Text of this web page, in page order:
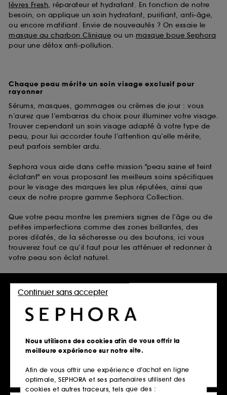
lèvres Fresh, réparateur et hydratant. En fonction de notre
besoin, on applique un soin hydratant, purifiant, anti-âge,
ou encore matifiant. Envie de nouveautés ? On essaie le
masque au charbon Clinique ou un masque boue Sephora
pour une détox anti-pollution.
Chaque peau mérite un soin visage exclusif pour
rayonner
Sérums, masques, gommages ou crèmes de jour : vous
n’aurez que l’embarras du choix pour illuminer votre visage.
Trouver cependant un soin visage adapté à votre type de
peau, pour lui accorder toute l’attention qu’elle mérite,
peut parfois sembler ardu.
Sephora vous aide dans cette mission "peau saine et teint
éclatant" en vous proposant les meilleurs soins spécifiques
pour le visage des marques les plus réputées, ainsi que
ceux de notre propre gamme Sephora Collection.
Que votre peau montre les premiers signes de l’âge ou de
petites imperfections comme des zones brillantes, des
pores dilatés, de la sécheresse ou des boutons, ici vous
trouverez tout ce qu’il faut pour les atténuer et redonner à
votre peau son éclat naturel.
les soins anti-taches visage anti-âge de Clarins
les soins pour peaux grasses de The Inkey List
les soins pour peaux sèches de belif
Disponibles avec bien d’autres soins pour la peau du
visage dans notre vitrine en ligne scintillante.
Nous utilisons des cookies afin de vous offrir la
meilleure expérience sur notre site.
Afin de vous offrir une expérience d’achat en ligne
optimale, SEPHORA et ses partenaires utilisent des
cookies et autres traceurs, tels que des :
Continuer sans accepter